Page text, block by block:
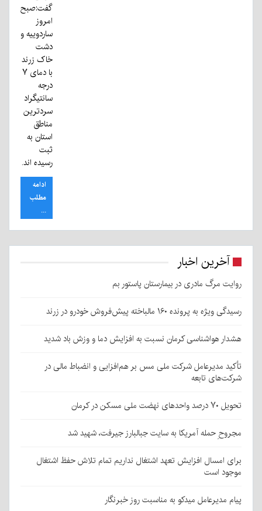
گفت:صبح
امروز
ساردوییه و
دشت
خاک زرند
با دمای ۷
درجه
سانتیگراد
سردترین
مناطق
استان به
ثبت
رسیده اند.
ادامه
مطلب
...
آخرین اخبار
روایت مرگ مادری در بیمارستان پاستور بم
رسیدگی ویژه به پرونده ۱۶۰ مالباخته پیش‌فروش خودرو در زرند
هشدار هواشناسی کرمان نسبت به افزایش دما و وزش باد شدید
تأکید مدیرعامل شرکت ملی مس بر هم‌افزایی و انضباط مالی در
شرکت‌های تابعه
تحویل ۷۰ درصد واحدهای نهضت ملی مسکن در کرمان
مجروحِ حمله آمریکا به سایت جبالبارز جیرفت، شهید شد
برای امسال افزایش تعهد اشتغال نداریم تمام تلاش حفظ اشتغال
موجود است
پیام مدیرعامل میدکو به مناسبت روز خبرنگار